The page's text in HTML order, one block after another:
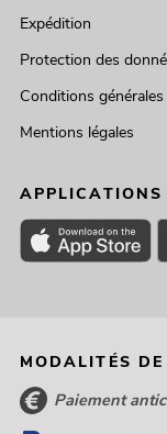
Expédition
Protection des
Conditions
Mentions légales
APPLICATIONS
MODALITÉS
Paiement